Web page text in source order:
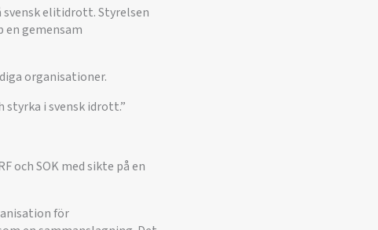
elitidrott. Styrelsen
gemensam
organisationer.
i svensk idrott.”
och SOK med sikte på en
för